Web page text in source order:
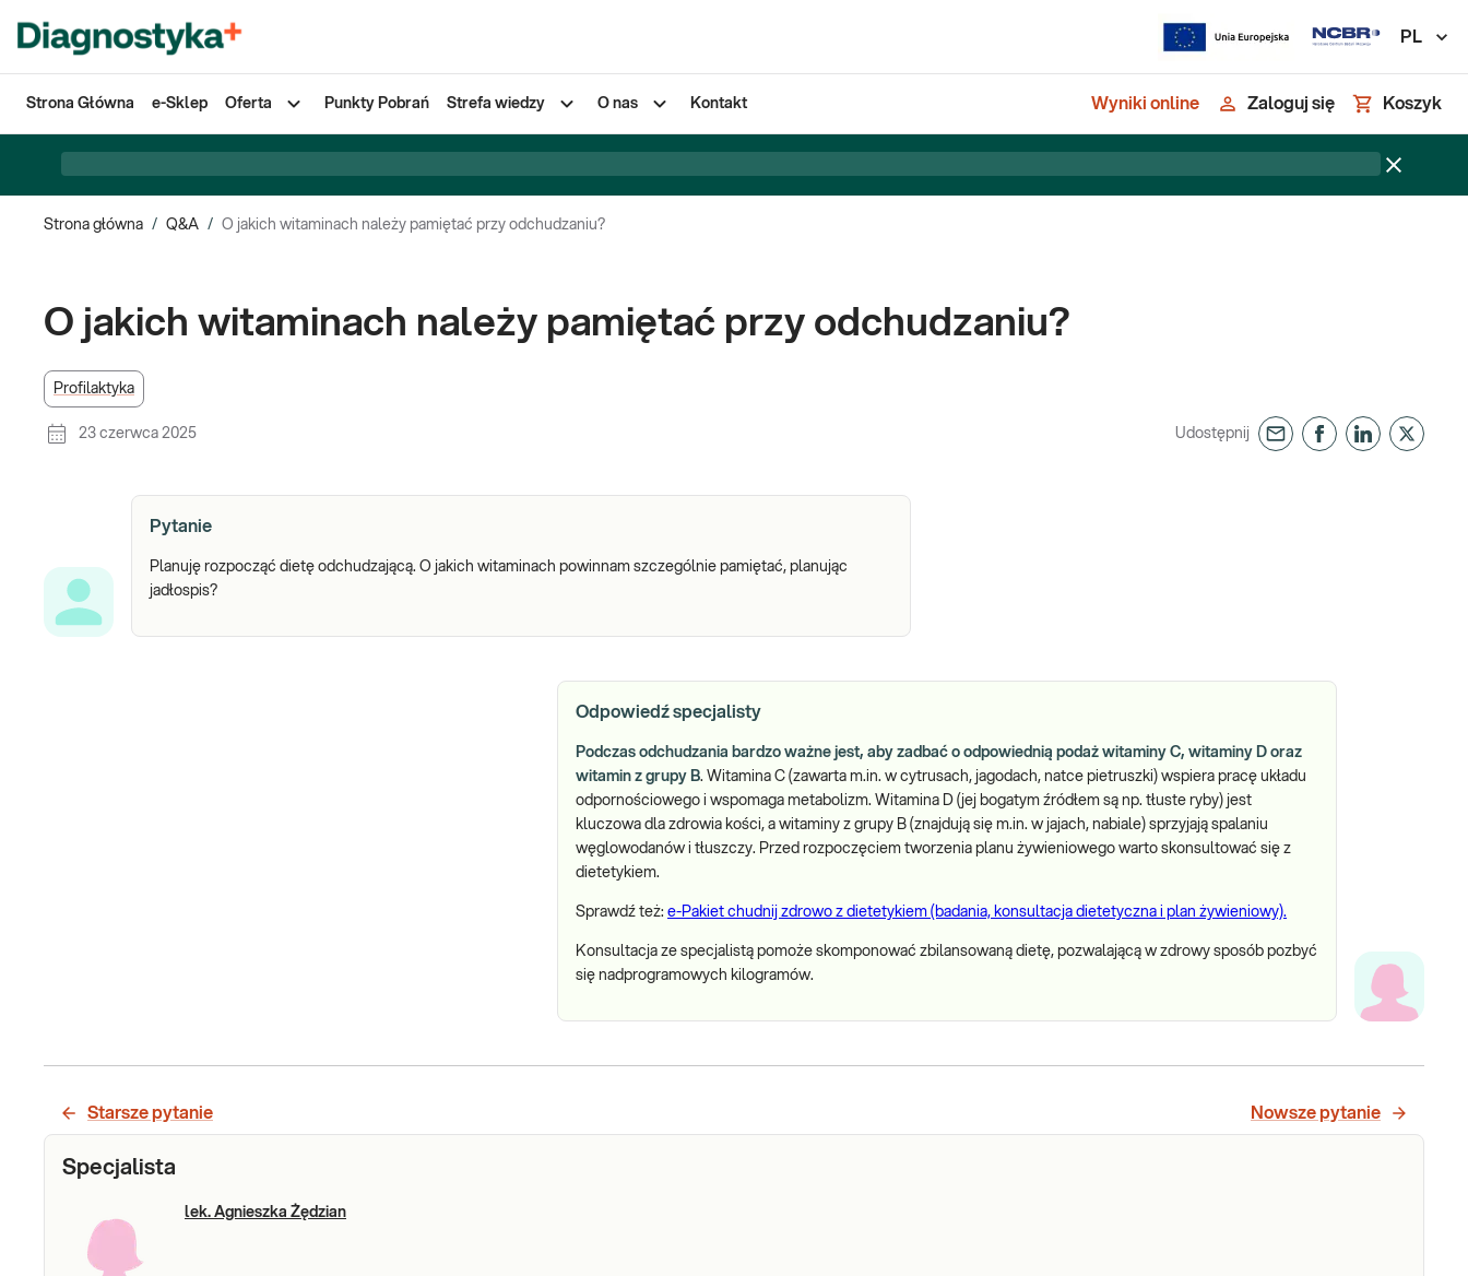
PL
Strona Główna e-Sklep Oferta Punkty Pobrań Strefa wiedzy O nas Kontakt Wyniki online Zaloguj się Koszyk
Strona główna / Q&A / O jakich witaminach należy pamiętać przy odchudzaniu?
O jakich witaminach należy pamiętać przy odchudzaniu?
Profilaktyka
23 czerwca 2025 Udostępnij
Pytanie
Planuję rozpocząć dietę odchudzającą. O jakich witaminach powinnam szczególnie pamiętać, planując
jadłospis?
Odpowiedź specjalisty
Podczas odchudzania bardzo ważne jest, aby zadbać o odpowiednią podaż witaminy C, witaminy D oraz
witamin z grupy B. Witamina C (zawarta m.in. w cytrusach, jagodach, natce pietruszki) wspiera pracę układu
odpornościowego i wspomaga metabolizm. Witamina D (jej bogatym źródłem są np. tłuste ryby) jest
kluczowa dla zdrowia kości, a witaminy z grupy B (znajdują się m.in. w jajach, nabiale) sprzyjają spalaniu
węglowodanów i tłuszczy. Przed rozpoczęciem tworzenia planu żywieniowego warto skonsultować się z
dietetykiem.
Sprawdź też: e-Pakiet chudnij zdrowo z dietetykiem (badania, konsultacja dietetyczna i plan żywieniowy).
Konsultacja ze specjalistą pomoże skomponować zbilansowaną dietę, pozwalającą w zdrowy sposób pozbyć
się nadprogramowych kilogramów.
Starsze pytanie Nowsze pytanie
Specjalista
lek. Agnieszka Żędzian